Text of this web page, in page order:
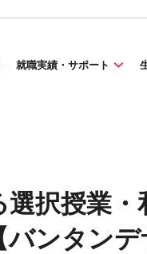
就職実績・サポート
択授業・
ンタン